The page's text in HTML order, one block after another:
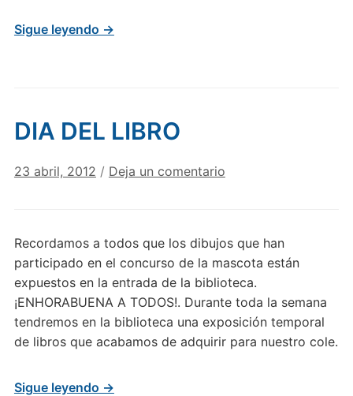
Sigue leyendo →
DIA DEL LIBRO
23 abril, 2012 / Deja un comentario
Recordamos a todos que los dibujos que han
participado en el concurso de la mascota están
expuestos en la entrada de la biblioteca.
¡ENHORABUENA A TODOS!. Durante toda la semana
tendremos en la biblioteca una exposición temporal
de libros que acabamos de adquirir para nuestro cole.
Sigue leyendo →